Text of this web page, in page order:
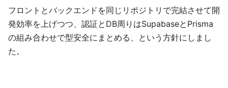
フロントとバックエンドを同じリポジトリで完結させて開
発効率を上げつつ、認証とDB周りはSupabaseとPrisma
の組み合わせで型安全にまとめる、という方針にしまし
た。